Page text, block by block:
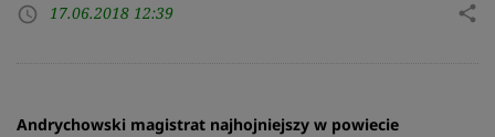
access_time 17.06.2018 12:39 share
Andrychowski magistrat najhojniejszy w powiecie